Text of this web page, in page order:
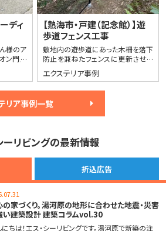
ディ
様のア
ン門扉
【熱海市・戸建（記念館）】遊
歩道フェンス工事
エクステリア事例
敷地内の遊歩道にあった木柵を落下
防止を兼ねたフェンスに更新させて
頂きました。
リア事例一覧
ーリビングの最新情報
折込広告
の家づくり。湯河原の地形に合わせた地震・災害
い建築設計 建築コラムvol.30
にちは！エス・シーリビングです。湯河原で新築の注